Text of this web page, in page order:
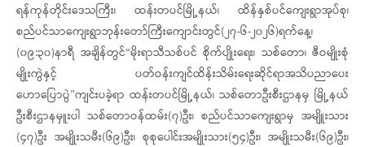
ရန်ကုန်တိုင်းဒေသကြီး၊ ထန်းတပင်မြို့နယ်၊ ထိန်နှစ်ပင်ကျေးရွာအုပ်စု၊
စည်ပင်သာကျေးရွာဘုန်းတော်ကြီးကျောင်းတွင်(၂၇-၆-၂၀၂၆)ရက်နေ့၊
(၀၉:၃၀)နာရီ အချိန်တွင်“မိုးရာသီသစ်ပင် စိုက်ပျိုးရေး၊ သစ်တော၊ ဇီဝမျိုးစုံ
မျိုးကွဲနှင့် ပတ်ဝန်းကျင်ထိန်းသိမ်းရေးဆိုင်ရာအသိပညာပေး
ဟောပြောပွဲ”ကျင်းပခဲ့ရာ ထန်းတပင်မြို့နယ်၊ သစ်တောဦးစီးဌာနမှ မြို့နယ်
ဦးစီးဌာနမှူးပါ သစ်တောဝန်ထမ်း(၇)ဦး၊ စည်ပင်သာကျေးရွာမှ အမျိူးသား
(၄၇)ဦး အမျိုးသမီး(၆၉)ဦး၊ စုစုပေါင်းအမျိုးသား(၅၄)ဦး၊ အမျိုးသမီး(၆၉)ဦး၊